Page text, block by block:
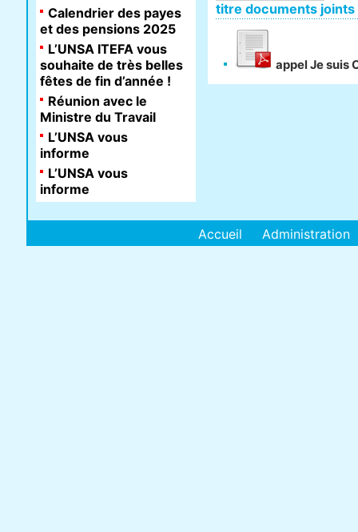
titre documents joints
appel Je suis
Calendrier des payes
et des pensions 2025
L’UNSA ITEFA vous
souhaite de très belles
fêtes de fin d’année !
Réunion avec le
Ministre du Travail
L’UNSA vous
informe
L’UNSA vous
informe
Accueil Administration